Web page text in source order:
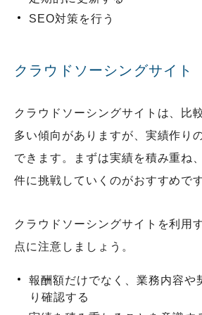
SEO対策を行う
クラウドソーシングサイト
クラウドソーシングサイトは、比
多い傾向がありますが、実績作り
できます。まずは実績を積み重ね
件に挑戦していくのがおすすめです
クラウドソーシングサイトを利用
点に注意しましょう。
報酬額だけでなく、業務内容や
り確認する